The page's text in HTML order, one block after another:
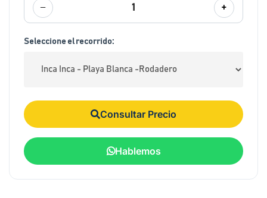
− 1 +
Seleccione el recorrido:
Consultar Precio
Hablemos